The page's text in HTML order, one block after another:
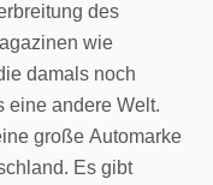
des
wie
damals noch
eine andere Welt.
große Automarke
Es gibt